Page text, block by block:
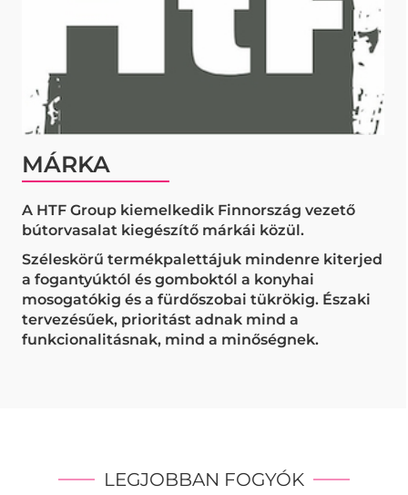
MÁRKA
A HTF Group kiemelkedik Finnország vezető
bútorvasalat kiegészítő márkái közül.
Széleskörű termékpalettájuk mindenre kiterjed
a fogantyúktól és gomboktól a konyhai
mosogatókig és a fürdőszobai tükrökig. Északi
tervezésűek, prioritást adnak mind a
funkcionalitásnak, mind a minőségnek.
LEGJOBBAN FOGYÓK